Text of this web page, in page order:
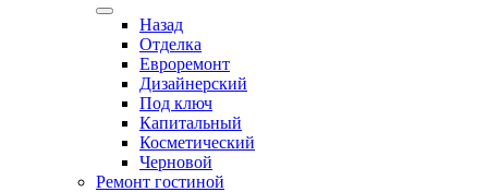
Назад
Отделка
Евроремонт
Дизайнерский
Под ключ
Капитальный
Косметический
Черновой
Ремонт гостиной